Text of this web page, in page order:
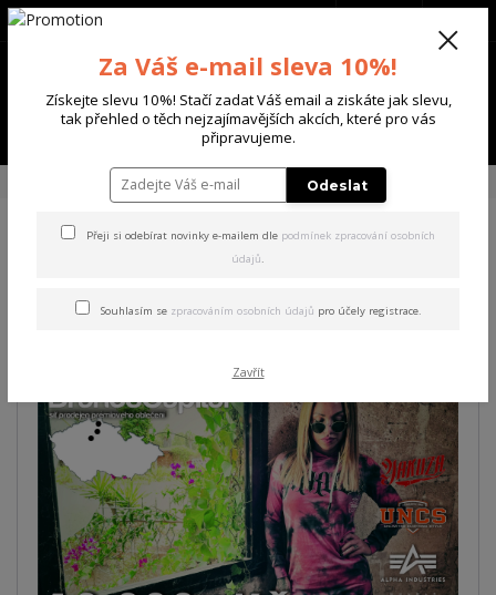
Menu
+420 702 136 620
DÁRKOVÉ POUKAZY Dárkový poukaz "V.I.P." 10000,- Kč
Dárkový poukaz "V.I.P."
10000,- Kč
Za Váš e-mail sleva 10%!
Získejte slevu 10%! Stačí zadat Váš email a ziskáte jak slevu,
tak přehled o těch nejzajímavějších akcích, které pro vás
připravujeme.
Odeslat
Přeji si odebírat novinky e-mailem dle podmínek zpracování osobních
údajů.
Souhlasím se zpracováním osobních údajů pro účely registrace.
Zavřít